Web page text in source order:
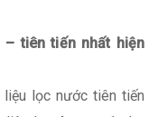
tiên tiến nhất hiện
lọc nước tiên tiến